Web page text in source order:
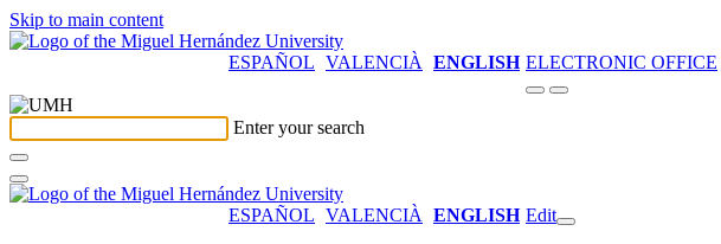
Skip to main content
ESPAÑOL VALENCIÀ ENGLISH ELECTRONIC OFFICE
Enter your search
ESPAÑOL VALENCIÀ ENGLISH Edit